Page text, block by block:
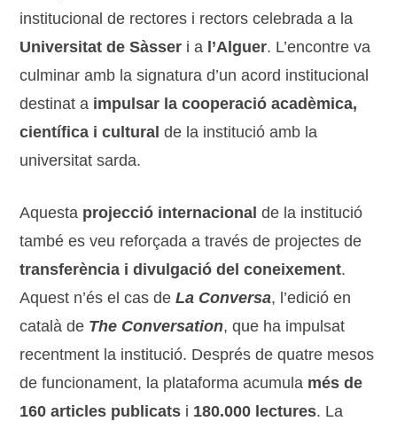
institucional de rectores i rectors celebrada a la
Universitat de Sàsser i a l’Alguer. L’encontre va
culminar amb la signatura d’un acord institucional
destinat a impulsar la cooperació acadèmica,
científica i culturalde la institució amb la
universitat sarda.
Aquesta projecció internacional de la institució
també es veu reforçada a través de projectes de
transferència i divulgació del coneixement.
Aquest n’és el cas deLa Conversa, l’edició en
català de The Conversation, que ha impulsat
recentment la institució. Després de quatre mesos
de funcionament, la plataforma acumula més de
160 articles publicats i 180.000 lectures. La